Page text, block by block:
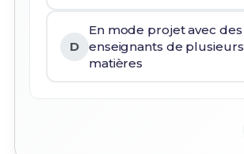
D
En mode projet avec des
enseignants de plusieurs
matières